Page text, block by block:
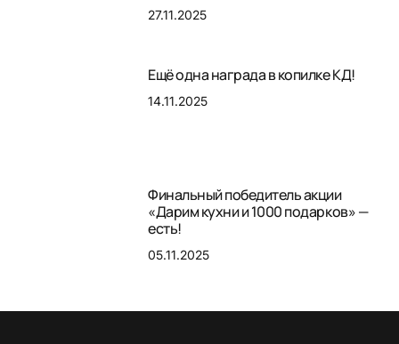
27.11.2025
Ещё одна награда в копилке КД!
14.11.2025
Финальный победитель акции
«Дарим кухни и 1000 подарков» —
есть!
05.11.2025